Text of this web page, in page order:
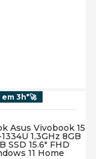
3h*🚀
Asus Vivobook 15
1,3GHz 8GB
SSD 15.6" FHD
11 Home